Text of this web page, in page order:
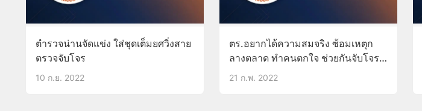
ตำรวจน่านจัดแข่ง ใส่ชุดเต็มยศวิ่งสาย
ตรวจจับโจร
10 ก.ย. 2022
ตร.อยากได้ความสมจริง ซ้อมเหตุก
ลางตลาด ทำคนตกใจ ช่วยกันจับโจร
วุ่น
21 ก.พ. 2022